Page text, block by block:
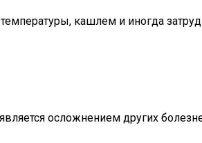
кашлем и иногда
осложнением других